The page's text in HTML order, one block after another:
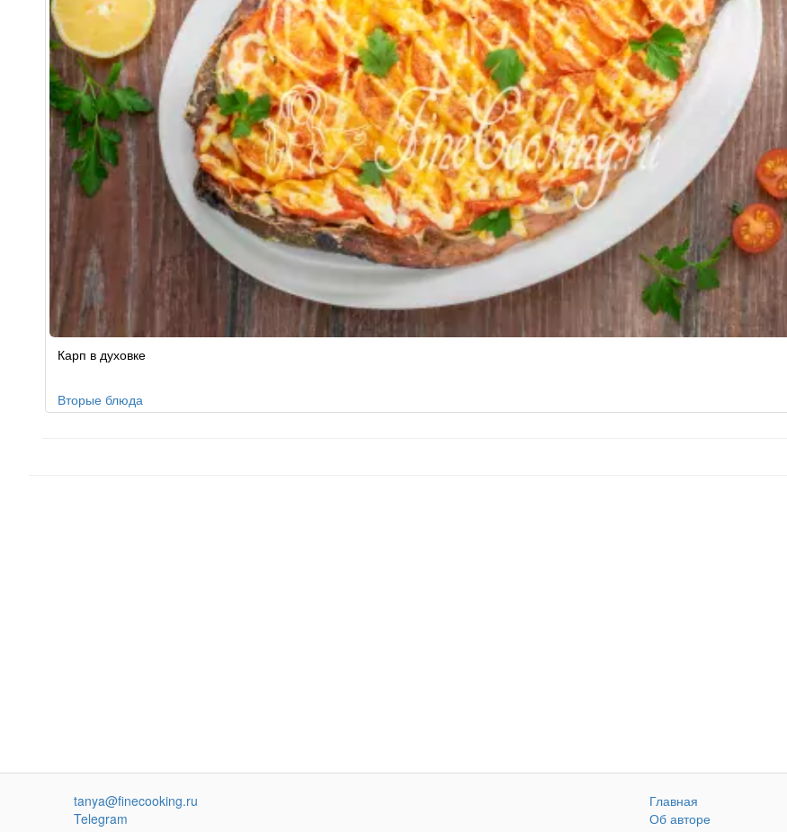
поКарп в духовке
Вторые блюда
tanya@finecooking.ru
Telegram
Главная
Об авторе